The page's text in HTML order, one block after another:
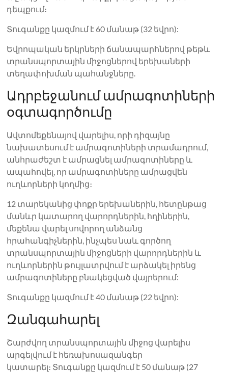
դեպքում։
Տուգանքը կազմում է 60 մանաթ (32 եվրո):
Եվրոպական երկրների ճանապարհներով թեթև
տրանսպորտային միջոցներով երեխաների
տեղափոխման պահանջները.
Ադրբեջանում ամրագոտիների
օգտագործումը
Ավտոմեքենայով վարելիս, որի դիզայնը
նախատեսում է ամրագոտիների տրամադրում,
անհրաժեշտ է ամրացնել ամրագոտիները և
ապահովել, որ ամրագոտիները ամրացվեն
ուղևորների կողմից։
12 տարեկանից փոքր երեխաներին, հետընթաց
մանևր կատարող վարորդներին, հղիներին,
մեքենա վարել սովորող անձանց
հրահանգիչներին, ինչպես նաև գործող
տրանսպորտային միջոցների վարորդներին և
ուղևորներին թույլատրվում է արձակել իրենց
ամրագոտիները բնակեցված վայրերում:
Տուգանքը կազմում է 40 մանաթ (22 եվրո):
Զանգահարել
Շարժվող տրանսպորտային միջոց վարելիս
արգելվում է հեռախոսազանգեր
կատարել։ Տուգանքը կազմում է 50 մանաթ (27